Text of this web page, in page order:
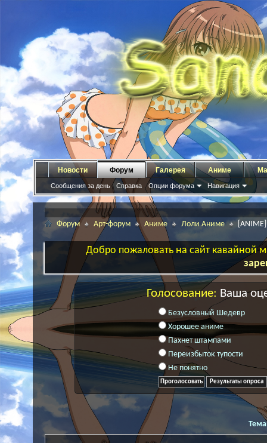
Новости Форум
Сообщения за день Справка Опции форума Навигация
Галерея Аниме
Форум Арт-форум Аниме Лоли Аниме
Добро пожаловать на сайт кавайной
Голосование: Ваша
Безусловный Шедевр
Хорошее аниме
Пахнет штампами
Переизбыток тупости
Не понятно
Результаты опроса